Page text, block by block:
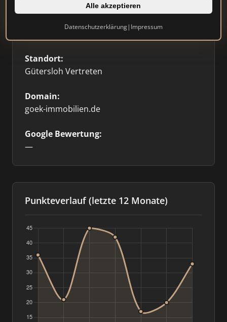
Alle akzeptieren
Datenschutzerklärung| Impressum
Standort:
Gütersloh Vertreten
Domain:
goek-immobilien.de
Google Bewertung:
—
Punkteverlauf (letzte 12 Monate)